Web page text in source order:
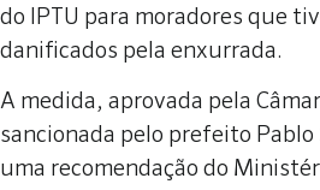
do IPTU para moradores que
danificados pela enxurrada.
A medida, aprovada pela
sancionada pelo prefeito Pablo
uma recomendação do